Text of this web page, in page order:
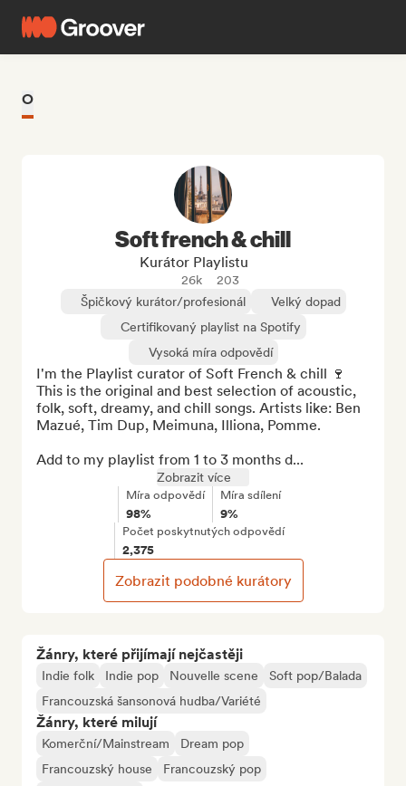
O
Žánry, které přijímají nejčastěji
Indie folk Indie pop Nouvelle scene
Soft pop/Balada
Francouzská šansonová hudba/Variété
Žánry, které milují
Komerční/Mainstream
Dream pop
Francouzský house
Francouzský pop
Soft french & chill
Kurátor Playlistu
26k
203
Špičkový kurátor/profesionál
Velký dopad
Certifikovaný playlist na Spotify
Vysoká míra odpovědí
I'm the Playlist curator of Soft French & chill 🍷
This is the original and best selection of acoustic,
folk, soft, dreamy, and chill songs. Artists like: Ben
Mazué, Tim Dup, Meimuna, Illiona, Pomme.
Add to my playlist from 1 to 3 months d...
Zobrazit více
Míra odpovědí
98%
Míra sdílení
9%
Počet poskytnutých odpovědí
2,375
Zobrazit podobné kurátory